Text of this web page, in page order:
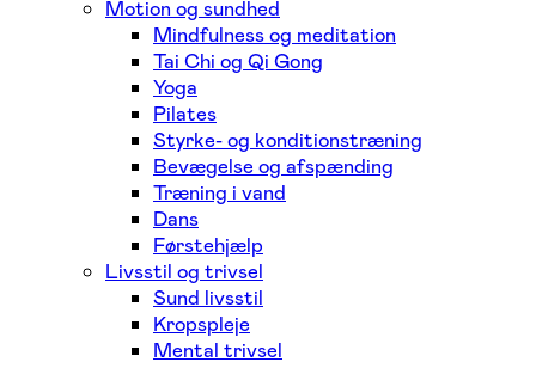
Motion og sundhed
Mindfulness og meditation
Tai Chi og Qi Gong
Yoga
Pilates
Styrke- og konditionstræning
Bevægelse og afspænding
Træning i vand
Dans
Førstehjælp
Livsstil og trivsel
Sund livsstil
Kropspleje
Mental trivsel